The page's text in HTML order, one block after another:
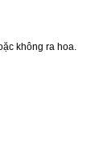
không ra hoa.